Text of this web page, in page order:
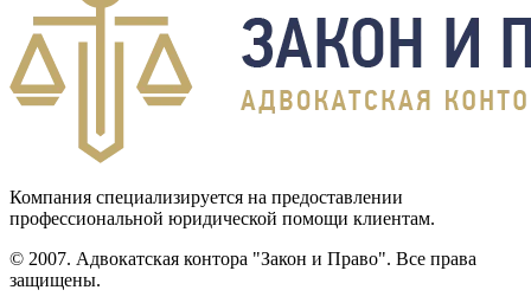
Компания специализируется на предоставлении
профессиональной юридической помощи клиентам.
© 2007. Адвокатская контора "Закон и Право". Все права
защищены.